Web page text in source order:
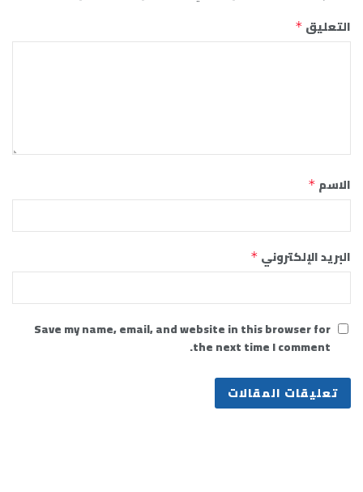
التعليق *
الاسم *
البريد الإلكتروني *
Save my name, email, and website in this browser for
the next time I comment.